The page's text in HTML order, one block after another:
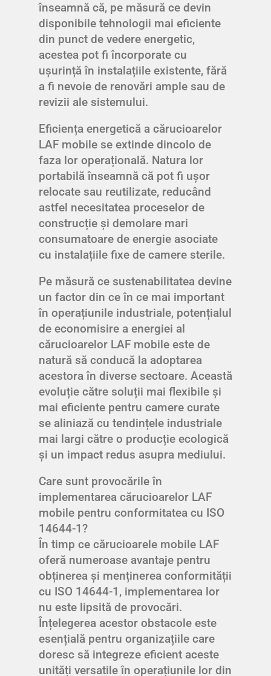
înseamnă că, pe măsură ce devin
disponibile tehnologii mai eficiente
din punct de vedere energetic,
acestea pot fi încorporate cu
ușurință în instalațiile existente, fără
a fi nevoie de renovări ample sau de
revizii ale sistemului.
Eficiența energetică a cărucioarelor
LAF mobile se extinde dincolo de
faza lor operațională. Natura lor
portabilă înseamnă că pot fi ușor
relocate sau reutilizate, reducând
astfel necesitatea proceselor de
construcție și demolare mari
consumatoare de energie asociate
cu instalațiile fixe de camere sterile.
Pe măsură ce sustenabilitatea devine
un factor din ce în ce mai important
în operațiunile industriale, potențialul
de economisire a energiei al
cărucioarelor LAF mobile este de
natură să conducă la adoptarea
acestora în diverse sectoare. Această
evoluție către soluții mai flexibile și
mai eficiente pentru camere curate
se aliniază cu tendințele industriale
mai largi către o producție ecologică
și un impact redus asupra mediului.
Care sunt provocările în
implementarea cărucioarelor LAF
mobile pentru conformitatea cu ISO
14644-1?
În timp ce cărucioarele mobile LAF
oferă numeroase avantaje pentru
obținerea și menținerea conformității
cu ISO 14644-1, implementarea lor
nu este lipsită de provocări.
Înțelegerea acestor obstacole este
esențială pentru organizațiile care
doresc să integreze eficient aceste
unități versatile în operațiunile lor din